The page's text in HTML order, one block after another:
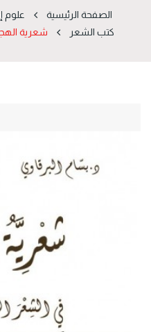
الصفحة الرئيسية علوم
كتب الشعر
شعرية